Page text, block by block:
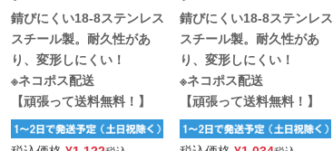
錆びにくい18-8ステンレス
スチール製。耐久性があ
り、変形しにくい！
※ネコポス配送
【頑張って送料無料！】
錆びにくい18-8ステンレス
スチール製。耐久性があ
り、変形しにくい！
※ネコポス配送
【頑張って送料無料！】